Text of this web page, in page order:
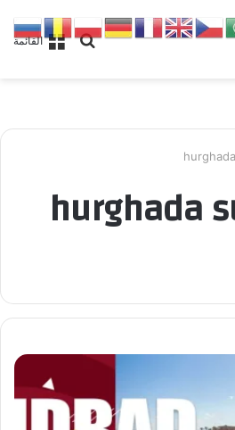
القائمة
بحث
hurghada